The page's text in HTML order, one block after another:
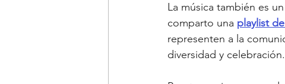
La música también es
comparto una playlist
representen a la
diversidad y celebración.